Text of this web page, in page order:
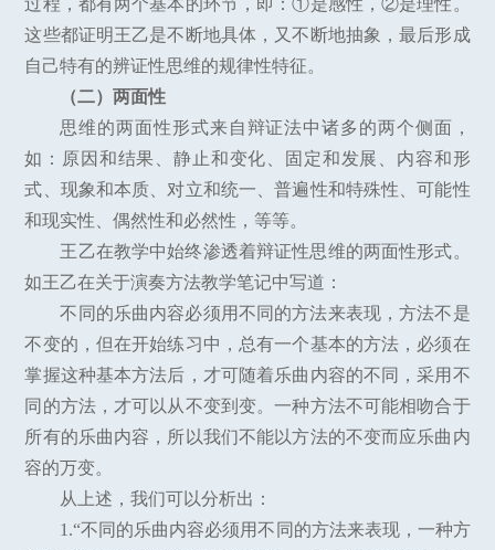
过程，都有两个基本的环节，即：①是感性，②是理性。
这些都证明王乙是不断地具体，又不断地抽象，最后形成
自己特有的辨证性思维的规律性特征。
（二）两面性
思维的两面性形式来自辩证法中诸多的两个侧面，
如：原因和结果、静止和变化、固定和发展、内容和形
式、现象和本质、对立和统一、普遍性和特殊性、可能性
和现实性、偶然性和必然性，等等。
王乙在教学中始终渗透着辩证性思维的两面性形式。
如王乙在关于演奏方法教学笔记中写道：
不同的乐曲内容必须用不同的方法来表现，方法不是
不变的，但在开始练习中，总有一个基本的方法，必须在
掌握这种基本方法后，才可随着乐曲内容的不同，采用不
同的方法，才可以从不变到变。一种方法不可能相吻合于
所有的乐曲内容，所以我们不能以方法的不变而应乐曲内
容的万变。
从上述，我们可以分析出：
1.“不同的乐曲内容必须用不同的方法来表现，一种方